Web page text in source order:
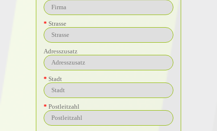
Strasse
Adresszusatz
Stadt
Postleitzahl